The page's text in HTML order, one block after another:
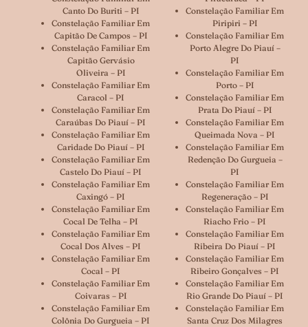
Canto Do Buriti – PI
Constelação Familiar Em
Capitão De Campos – PI
Constelação Familiar Em
Capitão Gervásio
Oliveira – PI
Constelação Familiar Em
Caracol – PI
Constelação Familiar Em
Caraúbas Do Piauí – PI
Constelação Familiar Em
Caridade Do Piauí – PI
Constelação Familiar Em
Castelo Do Piauí – PI
Constelação Familiar Em
Caxingó – PI
Constelação Familiar Em
Cocal De Telha – PI
Constelação Familiar Em
Cocal Dos Alves – PI
Constelação Familiar Em
Cocal – PI
Constelação Familiar Em
Coivaras – PI
Constelação Familiar Em
Colônia Do Gurgueia – PI
Constelação Familiar Em
Piripiri – PI
Constelação Familiar Em
Porto Alegre Do Piauí –
PI
Constelação Familiar Em
Porto – PI
Constelação Familiar Em
Prata Do Piauí – PI
Constelação Familiar Em
Queimada Nova – PI
Constelação Familiar Em
Redenção Do Gurgueia –
PI
Constelação Familiar Em
Regeneração – PI
Constelação Familiar Em
Riacho Frio – PI
Constelação Familiar Em
Ribeira Do Piauí – PI
Constelação Familiar Em
Ribeiro Gonçalves – PI
Constelação Familiar Em
Rio Grande Do Piauí – PI
Constelação Familiar Em
Santa Cruz Dos Milagres